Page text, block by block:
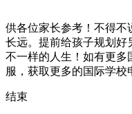
供各位家长参考！不得不
长远。提前给孩子规划好
不一样的人生！如有更多
服 ，获取更多的国际学校
结束